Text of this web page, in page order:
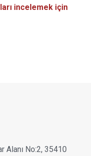
incelemek için
Alanı No:2, 35410